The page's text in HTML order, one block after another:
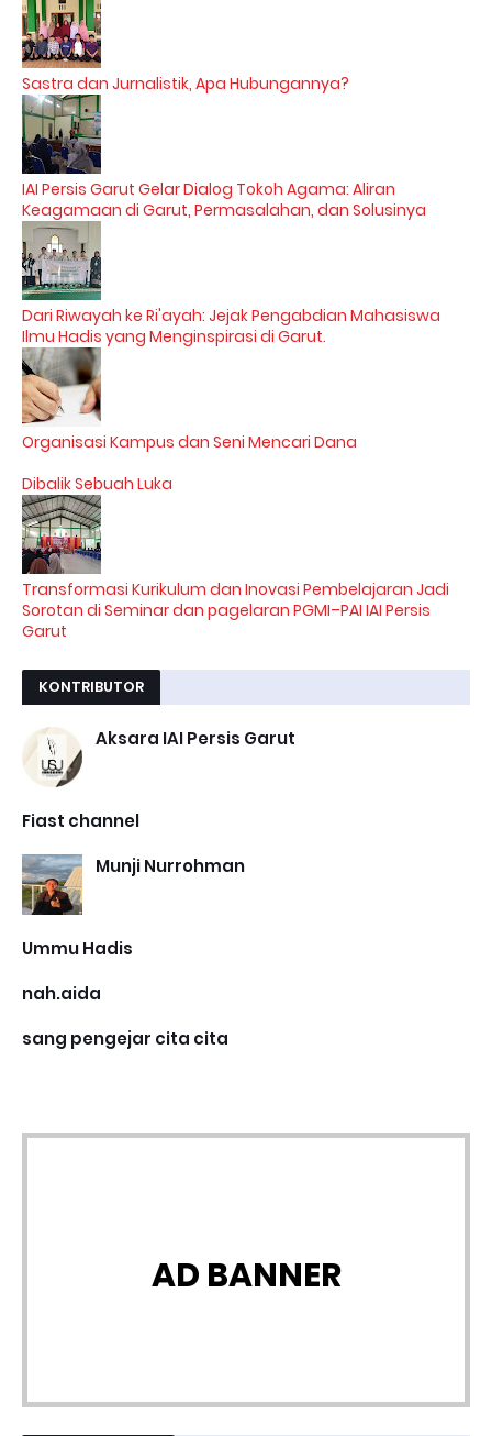
Sastra dan Jurnalistik, Apa Hubungannya?
IAI Persis Garut Gelar Dialog Tokoh Agama: Aliran
Keagamaan di Garut, Permasalahan, dan Solusinya
Dari Riwayah ke Ri'ayah: Jejak Pengabdian Mahasiswa
Ilmu Hadis yang Menginspirasi di Garut.
Organisasi Kampus dan Seni Mencari Dana
Dibalik Sebuah Luka
Transformasi Kurikulum dan Inovasi Pembelajaran Jadi
Sorotan di Seminar dan pagelaran PGMI–PAI IAI Persis
Garut
KONTRIBUTOR
Aksara IAI Persis Garut
Fiast channel
Munji Nurrohman
Ummu Hadis
nah.aida
sang pengejar cita cita
AD BANNER